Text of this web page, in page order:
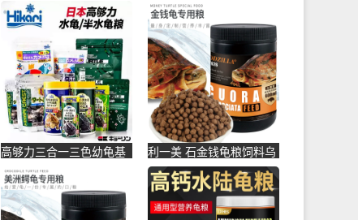
斑点 金龟 黑颈 乌龟 -乌龟
饲料(振洁旗舰店仅售16.2
色发色龟粮通用乌龟食物
饲料草-乌龟饲料(lifeline旗
舰店仅售49元)
高够力三合一三色幼龟基
础型水龟半水龟粮上浮下
沉善玉-乌龟饲料(振洁旗
舰店仅售23.36元)
利一美 石金钱龟粮饲料乌
龟粮饲料 半水龟粮 水龟
粮-乌龟饲料(利一美宠物
用品专营店仅售27.55元)